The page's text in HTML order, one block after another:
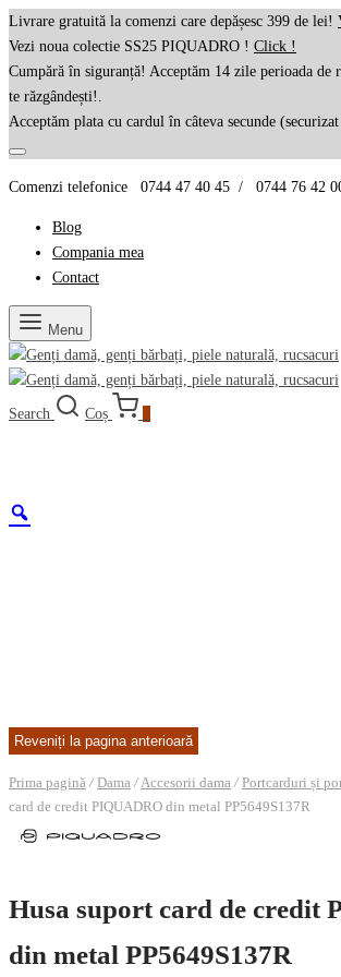
Livrare gratuită la comenzi care depășesc 399 de lei!
Vezi noua colectie SS25 PIQUADRO ! Click !
Cumpără în siguranță! Acceptăm 14 zile perioada de
te răzgândești!.
Acceptăm plata cu cardul în câteva secunde
Comenzi telefonice 0744 47 40 45 / 0744 76 42
Blog
Compania mea
Contact
Menu
Search Coș
Prima pagină / Dama /Accesorii dama / Portcarduri și
card de credit PIQUADRO din metal PP5649S137R
Husa suport card de credit
din metal PP5649S137R